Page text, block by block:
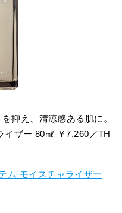
抑え、清涼感ある肌に。
イザー 80㎖ ￥7,260／TH
ム モイスチャライザー